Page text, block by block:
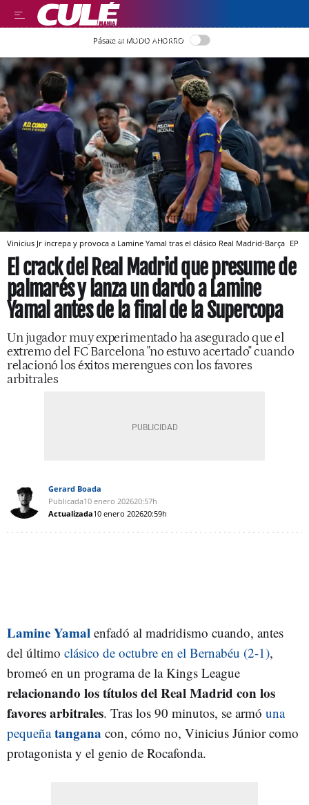
LEER EN CASTELLANO
Pásate al MODO AHORRO
Vinicius Jr increpa y provoca a Lamine Yamal tras el clásico Real Madrid-Barça EP
El crack del Real Madrid que presume de
palmarés y lanza un dardo a Lamine
Yamal antes de la final de la Supercopa
Un jugador muy experimentado ha asegurado que el
extremo del FC Barcelona "no estuvo acertado" cuando
relacionó los éxitos merengues con los favores
arbitrales
Gerard Boada
Publicada10 enero 202620:57h
Actualizada10 enero 202620:59h
Lamine Yamal enfadó al madridismo cuando, antes
del último clásico de octubre en el Bernabéu (2-1),
bromeó en un programa de la Kings League
relacionando los títulos del Real Madrid con los
favores arbitrales. Tras los 90 minutos, se armó una
pequeñatangana con, cómo no, Vinicius Júnior como
protagonista y el genio de Rocafonda.